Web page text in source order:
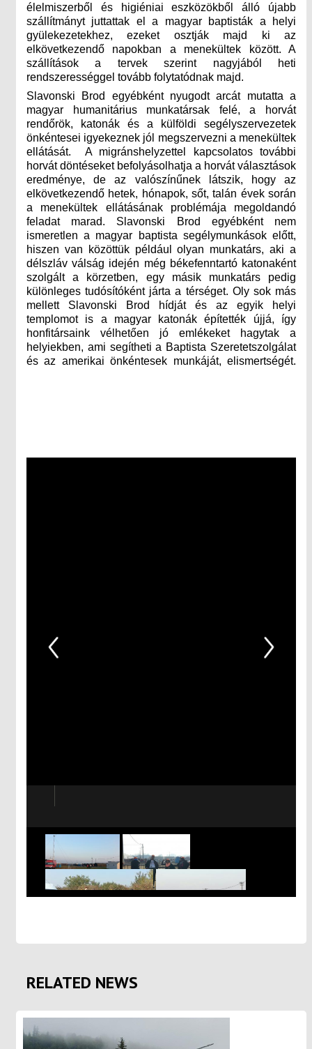
élelmiszerből és higiéniai eszközökből álló újabb
szállítmányt juttattak el a magyar baptisták a helyi
gyülekezetekhez, ezeket osztják majd ki az
elkövetkezendő napokban a menekültek között. A
szállítások a tervek szerint nagyjából heti
rendszerességgel tovább folytatódnak majd.
Slavonski Brod egyébként nyugodt arcát mutatta a
magyar humanitárius munkatársak felé, a horvát
rendőrök, katonák és a külföldi segélyszervezetek
önkéntesei igyekeznek jól megszervezni a menekültek
ellátását. A migránshelyzettel kapcsolatos további
horvát döntéseket befolyásolhatja a horvát választások
eredménye, de az valószínűnek látszik, hogy az
elkövetkezendő hetek, hónapok, sőt, talán évek során
a menekültek ellátásának problémája megoldandó
feladat marad. Slavonski Brod egyébként nem
ismeretlen a magyar baptista segélymunkások előtt,
hiszen van közöttük például olyan munkatárs, aki a
délszláv válság idején még békefenntartó katonaként
szolgált a körzetben, egy másik munkatárs pedig
különleges tudósítóként járta a térséget. Oly sok más
mellett Slavonski Brod hídját és az egyik helyi
templomot is a magyar katonák építették újjá, így
honfitársaink vélhetően jó emlékeket hagytak a
helyiekben, ami segítheti a Baptista Szeretetszolgálat
és az amerikai önkéntesek munkáját, elismertségét.
RELATED NEWS